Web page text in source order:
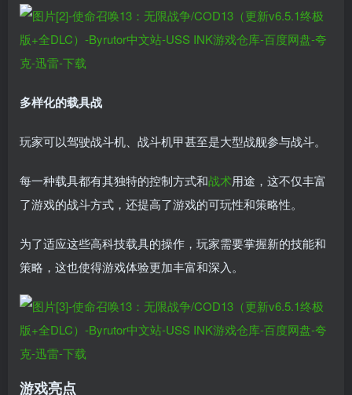
多样化的载具战
玩家可以驾驶战斗机、战斗机甲甚至是大型战舰参与战斗。
每一种载具都有其独特的控制方式和战术用途，这不仅丰富
了游戏的战斗方式，还提高了游戏的可玩性和策略性。
为了适应这些高科技载具的操作，玩家需要掌握新的技能和
策略，这也使得游戏体验更加丰富和深入。
游戏亮点